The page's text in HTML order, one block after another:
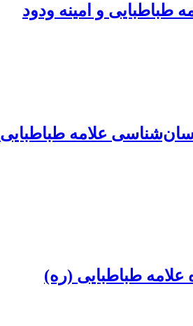
طباطبایی و امینه ودود
علامه
طباطبایی (ره)